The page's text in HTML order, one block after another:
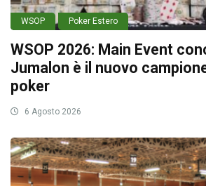
WSOP Poker Estero
WSOP 2026: Main Event
Jumalon è il nuovo
poker
6 Agosto 2026